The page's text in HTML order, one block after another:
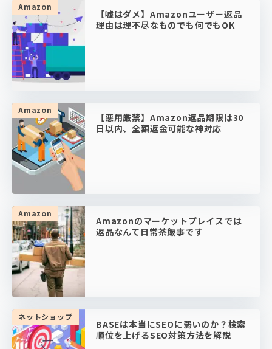
Amazon
【嘘はダメ】Amazonユーザー返品
理由は理不尽なものでも何でもOK
Amazon
【悪用厳禁】Amazon返品期限は30
日以内、全額返金可能な神対応
Amazon
Amazonのマーケットプレイスでは
返品なんて日常茶飯事です
ネットショップ
BASEは本当にSEOに弱いのか？検索
順位を上げるSEO対策方法を解説